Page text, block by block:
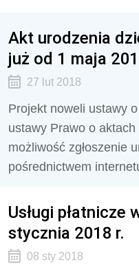
Akt urodzenia
już od 1 maja
27 lut 2018
Projekt noweli ustawy
ustawy Prawo o
możliwość zgłoszenie
pośrednictwem
Usługi płatnicze
stycznia 2018 r.
08 sty 2018